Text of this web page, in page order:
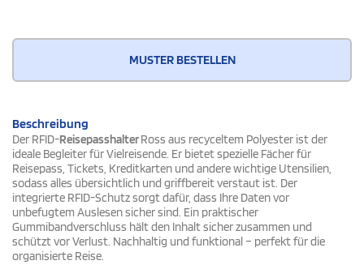
MUSTER BESTELLEN
Beschreibung
Der RFID-ReisepasshalterRoss aus recyceltem Polyester ist der
ideale Begleiter für Vielreisende. Er bietet spezielle Fächer für
Reisepass, Tickets, Kreditkarten und andere wichtige Utensilien,
sodass alles übersichtlich und griffbereit verstaut ist. Der
integrierte RFID-Schutz sorgt dafür, dass Ihre Daten vor
unbefugtem Auslesen sicher sind. Ein praktischer
Gummibandverschluss hält den Inhalt sicher zusammen und
schützt vor Verlust. Nachhaltig und funktional – perfekt für die
organisierte Reise.